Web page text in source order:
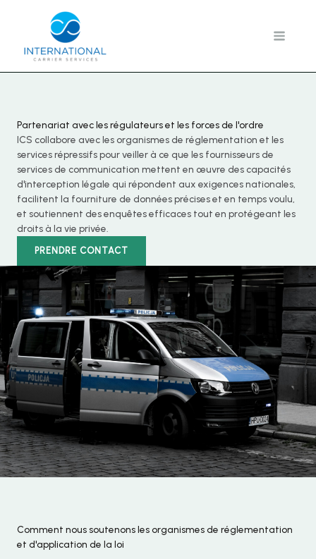
Partenariat avec les régulateurs et les forces de l'ordre
ICS collabore avec les organismes de réglementation et les
services répressifs pour veiller à ce que les fournisseurs de
services de communication mettent en œuvre des capacités
d'interception légale qui répondent aux exigences nationales,
facilitent la fourniture de données précises et en temps voulu,
et soutiennent des enquêtes efficaces tout en protégeant les
droits à la vie privée.
PRENDRE CONTACT
Comment nous soutenons les organismes de réglementation
et d'application de la loi